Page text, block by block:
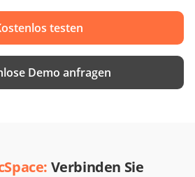
testen
Demo anfragen
Verbinden Sie